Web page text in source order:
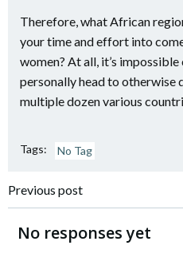
Therefore, what African
your time and effort into
women? At all, it’s
personally head to otherwise
multiple dozen various
Tags: No Tag
Navigazione
articoli
Previous post
No responses yet